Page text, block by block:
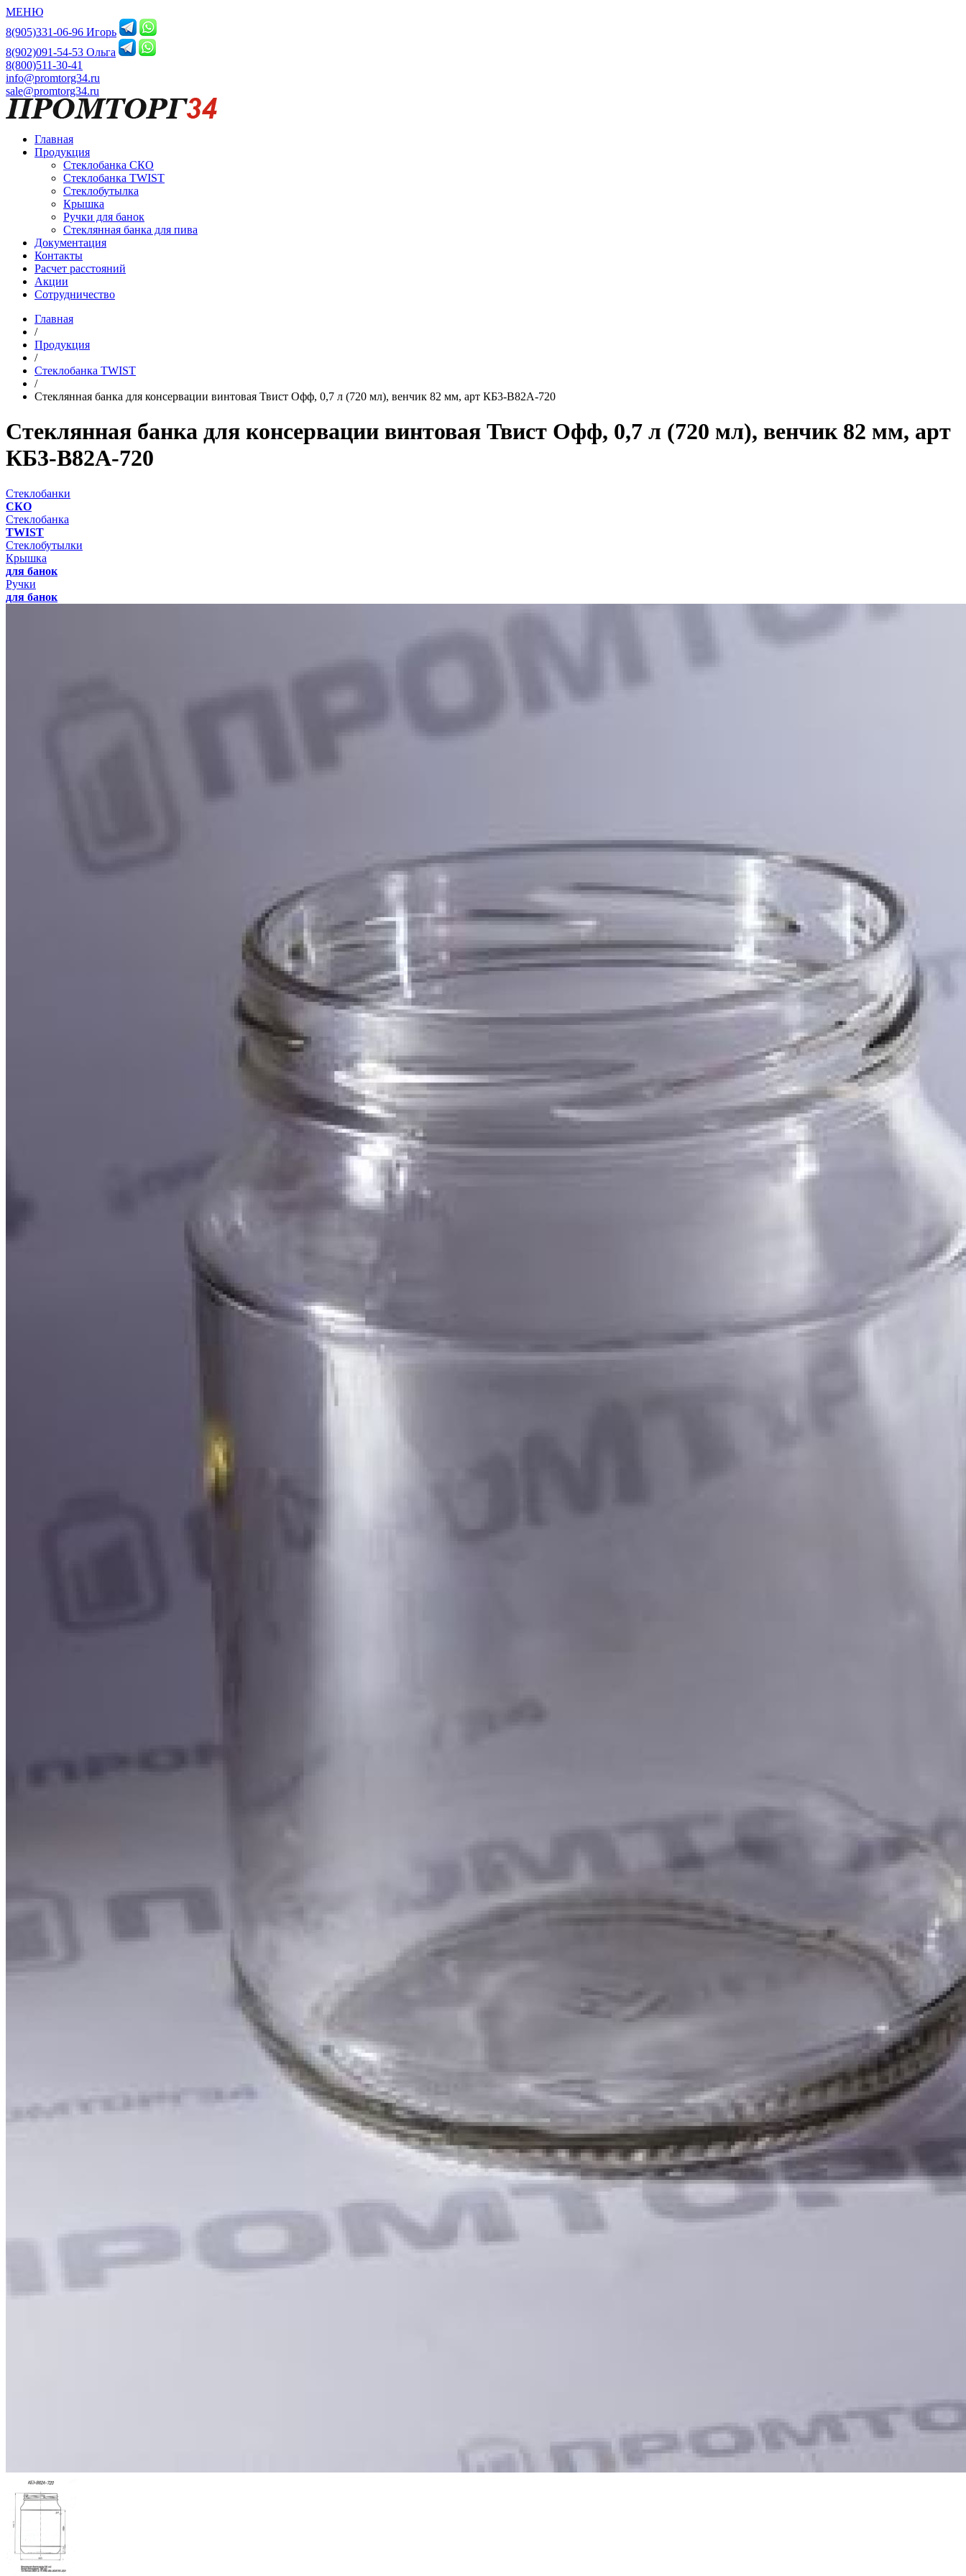
МЕНЮ
8(905)331-06-96 Игорь
8(902)091-54-53 Ольга
8(800)511-30-41
info@promtorg34.ru
sale@promtorg34.ru
Главная
Продукция
Стеклобанка СКО
Стеклобанка TWIST
Стеклобутылка
Крышка
Ручки для банок
Стеклянная банка для пива
Документация
Контакты
Расчет расстояний
Акции
Сотрудничество
Главная
/
Продукция
/
Стеклобанка TWIST
/
Стеклянная банка для консервации винтовая Твист Офф, 0,7 л (720 мл), венчик 82 мм, арт КБ3-В82А-720
Стеклянная банка для консервации винтовая Твист Офф, 0,7 л (720 мл), венчик 82 мм, арт
КБ3-В82А-720
Стеклобанки
СКО
Стеклобанка
TWIST
Стеклобутылки
Крышка
для банок
Ручки
для банок